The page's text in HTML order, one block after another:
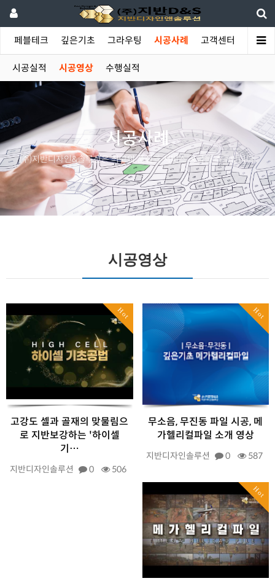
페블테크 깊은기초 그라우팅 시공사례 고객센터
시공실적 시공영상 수행실적
시공사례
(주)지반디자인&솔루션은 최고의 품질과 서비스 공급을 추구합니다.
시공영상
Hot
고강도 셀과 골재의 맞물림으
로 지반보강하는 '하이셀
기…
지반디자인솔루션 0 506
Hot
무소음, 무진동 파일 시공, 메
가헬리컬파일 소개 영상
지반디자인솔루션 0 587
Hot